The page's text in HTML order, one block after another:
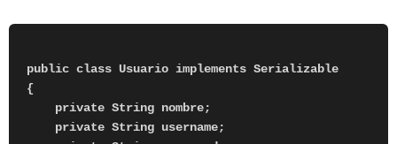
public class Usuario implements Serializable
{
    private String nombre;
    private String username;